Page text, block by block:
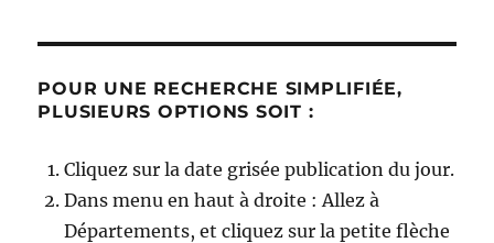
POUR UNE RECHERCHE SIMPLIFIÉE,
PLUSIEURS OPTIONS SOIT :
Cliquez sur la date grisée publication du jour.
Dans menu en haut à droite : Allez à
Départements, et cliquez sur la petite flèche